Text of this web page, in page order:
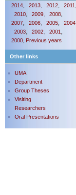
2014
,2013 ,2012 ,2011
2010 ,2009 ,2008
2007 ,2006 ,2005 ,2004
2003 ,2002 ,2001
2000 Previous years
Other links
UMA
Department
Group Theses
Visiting
Researchers
Oral Presentations